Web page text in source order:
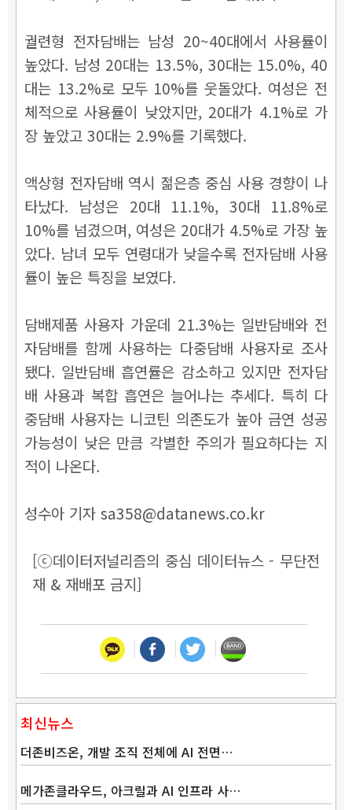
궐련형 전자담배는 남성 20~40대에서 사용률이
높았다. 남성 20대는 13.5%, 30대는 15.0%, 40
대는 13.2%로 모두 10%를 웃돌았다. 여성은 전
체적으로 사용률이 낮았지만, 20대가 4.1%로 가
장 높았고 30대는 2.9%를 기록했다.
액상형 전자담배 역시 젊은층 중심 사용 경향이 나
타났다. 남성은 20대 11.1%, 30대 11.8%로
10%를 넘겼으며, 여성은 20대가 4.5%로 가장 높
았다. 남녀 모두 연령대가 낮을수록 전자담배 사용
률이 높은 특징을 보였다.
담배제품 사용자 가운데 21.3%는 일반담배와 전
자담배를 함께 사용하는 다중담배 사용자로 조사
됐다. 일반담배 흡연률은 감소하고 있지만 전자담
배 사용과 복합 흡연은 늘어나는 추세다. 특히 다
중담배 사용자는 니코틴 의존도가 높아 금연 성공
가능성이 낮은 만큼 각별한 주의가 필요하다는 지
적이 나온다.
성수아 기자 sa358@datanews.co.kr
[ⓒ데이터저널리즘의 중심 데이터뉴스 - 무단전
재 & 재배포 금지]
최신뉴스
더존비즈온, 개발 조직 전체에 AI 전면…
메가존클라우드, 아크릴과 AI 인프라 사…